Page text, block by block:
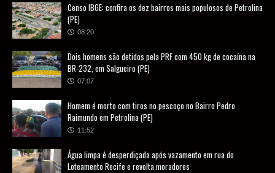
Censo IBGE: confira os dez bairros mais populosos de Petrolina
(PE)
08:20
Dois homens são detidos pela PRF com 450 kg de cocaína na
BR-232, em Salgueiro (PE)
07:07
Homem é morto com tiros no pescoço no Bairro Pedro
Raimundo em Petrolina (PE)
11:52
Água limpa é desperdiçada após vazamento em rua do
Loteamento Recife e revolta moradores